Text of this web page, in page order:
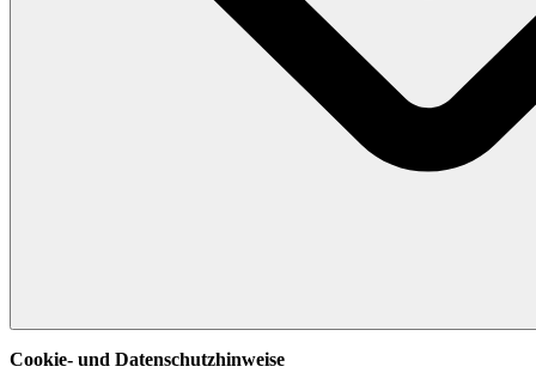
Cookie- und Datenschutzhinweise